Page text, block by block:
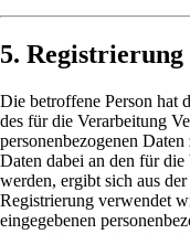
5.
Die betroffene Person hat
des für die Verarbeitung
personenbezogenen
Daten dabei an den für
werden, ergibt sich aus
Registrierung verwendet
eingegebenen